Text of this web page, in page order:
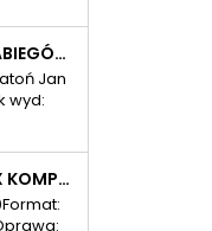
TECHNIKA ZABIEGÓW INTERNISTYCZNYCH
Jan
wyd:
364
PHARMINDEX KOMPENDIUM LEKÓW